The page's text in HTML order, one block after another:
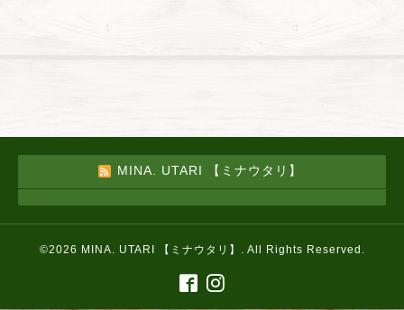
MINA. UTARI 【ミナウタリ】
©2026 MINA. UTARI 【ミナウタリ】 . All Rights Reserved.